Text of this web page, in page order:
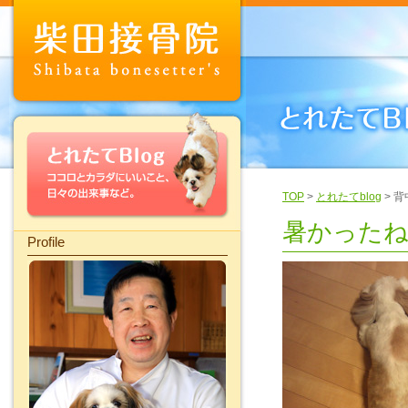
Profile
TOP > とれたてblog > 背
暑かったね